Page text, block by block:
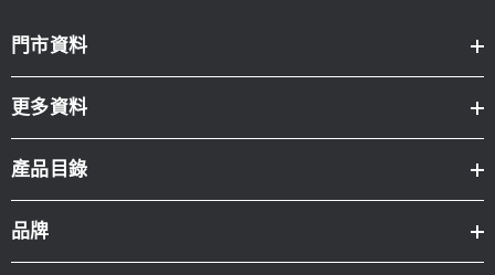
門市資料
更多資料
產品目錄
品牌